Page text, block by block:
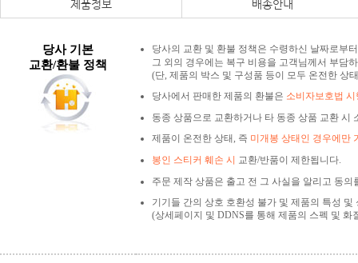
제품정보 배송안내
당사 기본
교환/환불 정책
당사의 교환 및 환불 정책은 수령하신 날짜로부
그 외의 경우에는 복구 비용을 고객님께서 부담
(단, 제품의 박스 및 구성품 등이 모두 온전한 상
당사에서 판매한 제품의 환불은 소비자보호법 시
동종 상품으로 교환하거나 타 동종 상품 교환 시
제품이 온전한 상태, 즉 미개봉 상태인 경우에만
봉인 스티커 훼손 시
교환/반품이 제한됩니다.
주문 제작 상품은 출고 전 그 사실을 알리고 동
기기들 간의 상호 호환성 불가 및 제품의 특성
(상세페이지 및 DDNS를 통해 제품의 스펙 및 화